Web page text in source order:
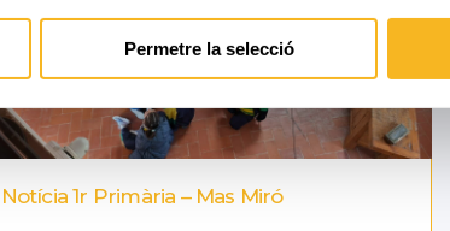
Permetre la selecció
Notícia 1r Primària – Mas Miró